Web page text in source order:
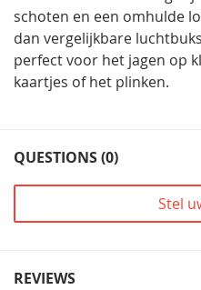
schoten en een omhulde
dan vergelijkbare
perfect voor het jagen op
kaartjes of het plinken.
QUESTIONS (0)
Stel
REVIEWS